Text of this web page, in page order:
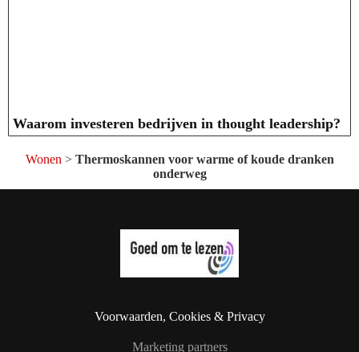
Waarom investeren bedrijven in thought leadership?
Wonen > Thermoskannen voor warme of koude dranken
onderweg
Voorwaarden, Cookies & Privacy
Marketing partners